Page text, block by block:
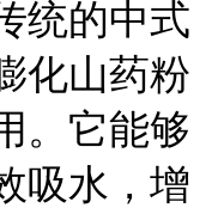
统的中式
化山药粉
。它能够
吸水，增